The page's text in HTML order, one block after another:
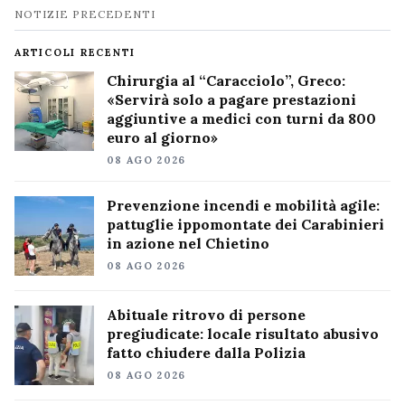
Navigazione
notizie
NOTIZIE PRECEDENTI
ARTICOLI RECENTI
Chirurgia al “Caracciolo”, Greco:
«Servirà solo a pagare prestazioni
aggiuntive a medici con turni da 800
euro al giorno»
08 AGO 2026
Prevenzione incendi e mobilità agile:
pattuglie ippomontate dei Carabinieri
in azione nel Chietino
08 AGO 2026
Abituale ritrovo di persone
pregiudicate: locale risultato abusivo
fatto chiudere dalla Polizia
08 AGO 2026